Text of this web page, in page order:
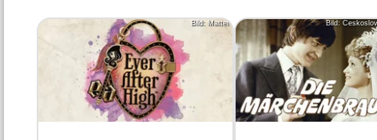
Bild: Mattel Bild: